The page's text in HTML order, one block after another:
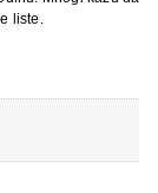
liste.